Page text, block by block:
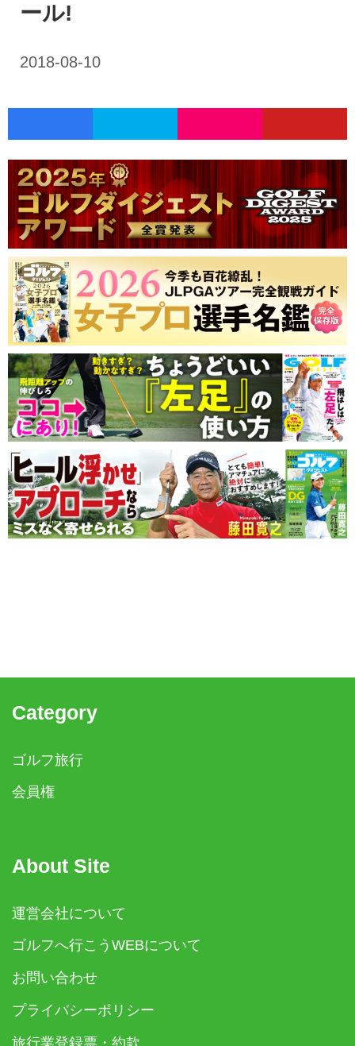
ール!
Category
ゴルフ旅行
会員権
About Site
運営会社について
ゴルフへ行こうWEBについて
お問い合わせ
プライバシーポリシー
旅行業登録票・約款